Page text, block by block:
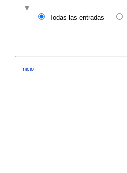
Todas las entradas
Inicio